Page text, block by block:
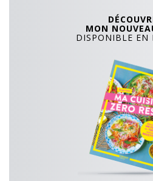
MON
DISPONIBLE EN